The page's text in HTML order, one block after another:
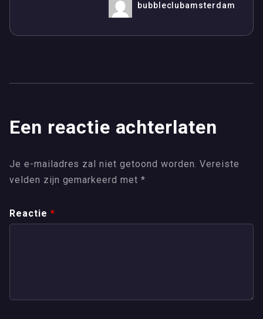
bubbleclubamsterdam
Een reactie achterlaten
Je e-mailadres zal niet getoond worden. Vereiste
velden zijn gemarkeerd met *
Reactie *